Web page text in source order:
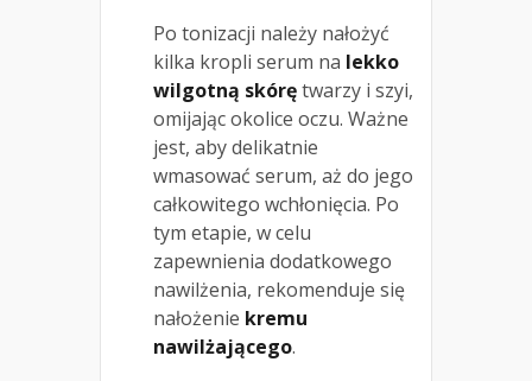
Po tonizacji należy nałożyć
kilka kropli serum na lekko
wilgotną skórętwarzy i szyi,
omijając okolice oczu. Ważne
jest, aby delikatnie
wmasować serum, aż do jego
całkowitego wchłonięcia. Po
tym etapie, w celu
zapewnienia dodatkowego
nawilżenia, rekomenduje się
nałożenie kremu
nawilżającego.